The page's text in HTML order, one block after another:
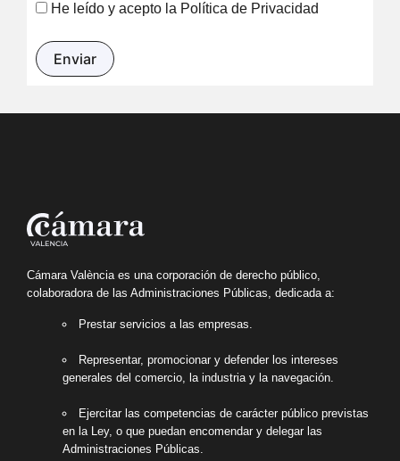
He leído y acepto la Política de Privacidad
Cámara València es una corporación de derecho público,
colaboradora de las Administraciones Públicas, dedicada a:
Prestar servicios a las empresas.
Representar, promocionar y defender los intereses
generales del comercio, la industria y la navegación.
Ejercitar las competencias de carácter público previstas
en la Ley, o que puedan encomendar y delegar las
Administraciones Públicas.